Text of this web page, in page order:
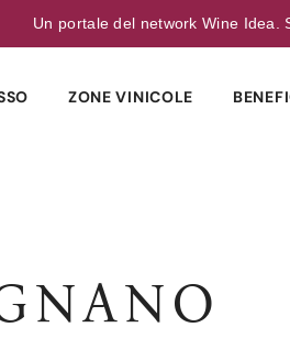
Un portale del network Wine Idea.
ZONE VINICOLE